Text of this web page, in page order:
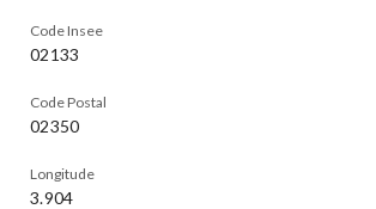
Code Insee
02133
Code Postal
02350
Longitude
3.904